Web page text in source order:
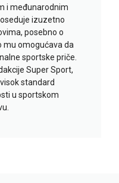
i međunarodnim
izuzetno
posebno o
mu omogućava da
sportske priče.
Super Sport,
standard
u sportskom